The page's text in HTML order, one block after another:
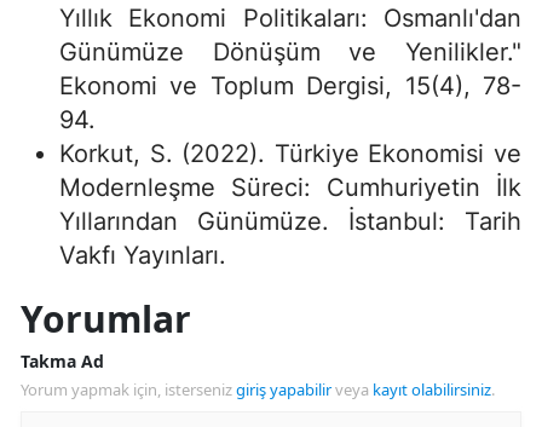
Yıllık Ekonomi Politikaları: Osmanlı'dan
Günümüze Dönüşüm ve Yenilikler."
Ekonomi ve Toplum Dergisi, 15(4), 78-
94.
Korkut, S. (2022). Türkiye Ekonomisi ve
Modernleşme Süreci: Cumhuriyetin İlk
Yıllarından Günümüze. İstanbul: Tarih
Vakfı Yayınları.
Yorumlar
Takma Ad
Yorum yapmak için, istersenizgiriş yapabilirveya kayıt olabilirsiniz.